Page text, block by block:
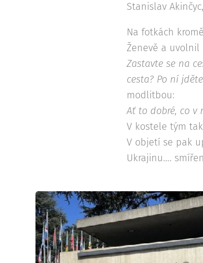
Stanislav
Na fotkách
Ženevě a
Zastavte se na
cesta? Po ní
modlitbou:
Ať to dobré, co v
V kostele tým
V objetí se pak
Ukrajinu….